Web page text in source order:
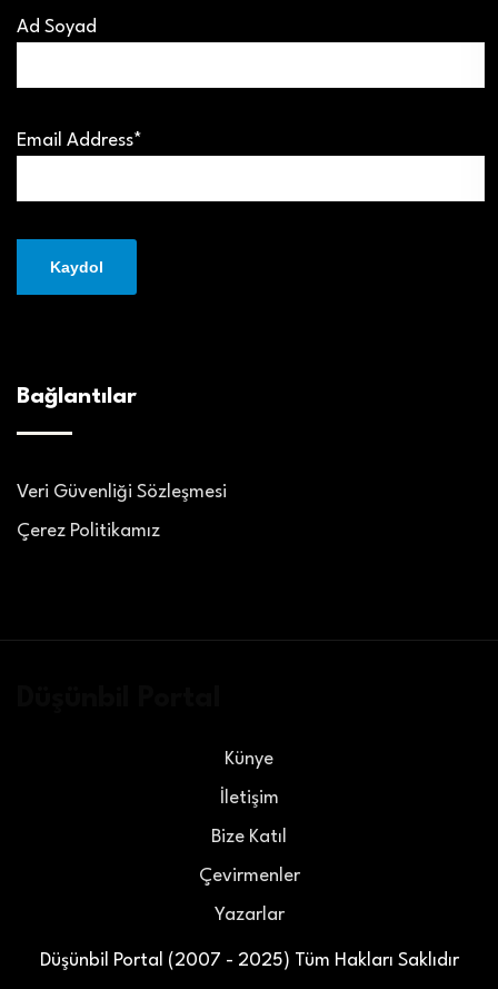
Ad Soyad
Email Address*
Bağlantılar
Veri Güvenliği Sözleşmesi
Çerez Politikamız
Düşünbil Portal (2007 - 2025) Tüm Hakları Saklıdır
Künye
İletişim
Bize Katıl
Çevirmenler
Yazarlar